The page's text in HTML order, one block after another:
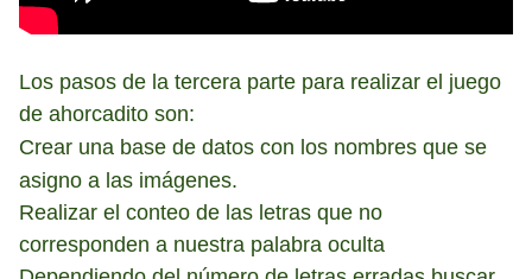
Los pasos de la tercera parte para realizar el juego
de ahorcadito son:
Crear una base de datos con los nombres que se
asigno a las imágenes.
Realizar el conteo de las letras que no
corresponden a nuestra palabra oculta